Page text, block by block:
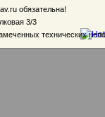
обязательна!
3/3
технических